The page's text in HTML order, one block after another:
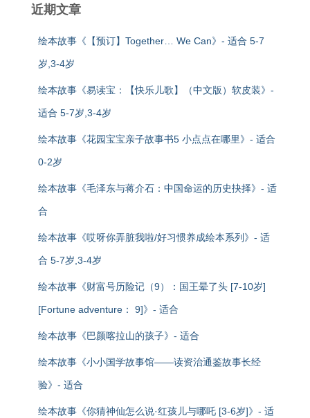
近期文章
绘本故事《【预订】Together… We Can》- 适合 5-7
岁,3-4岁
绘本故事《易读宝：【快乐儿歌】（中文版）软皮装》-
适合 5-7岁,3-4岁
绘本故事《花园宝宝亲子故事书5 小点点在哪里》- 适合
0-2岁
绘本故事《毛泽东与蒋介石：中国命运的历史抉择》- 适
合
绘本故事《哎呀你弄脏我啦/好习惯养成绘本系列》- 适
合 5-7岁,3-4岁
绘本故事《财富号历险记（9）：国王晕了头 [7-10岁]
[Fortune adventure： 9]》- 适合
绘本故事《巴颜喀拉山的孩子》- 适合
绘本故事《小小国学故事馆——读资治通鉴故事长经
验》- 适合
绘本故事《你猜神仙怎么说·红孩儿与哪吒 [3-6岁]》- 适